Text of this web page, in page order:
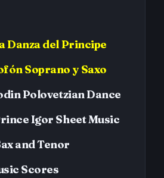
Danza del Principe
Soprano y Saxo
Polovetzian Dance
Igor Sheet Music
and Tenor
Scores